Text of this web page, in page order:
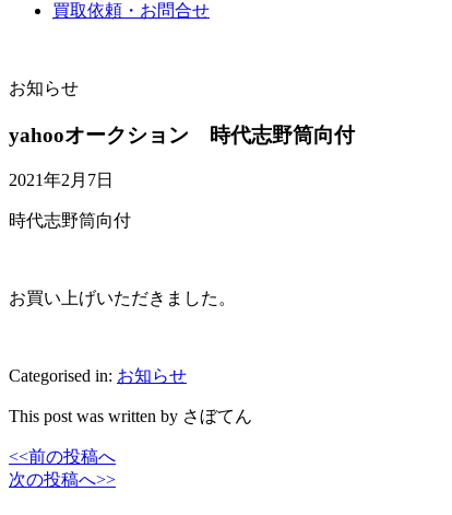
買取依頼・お問合せ
お知らせ
yahooオークション 時代志野筒向付
2021年2月7日
時代志野筒向付
お買い上げいただきました。
Categorised in: お知らせ
This post was written by さぼてん
<<前の投稿へ
次の投稿へ>>